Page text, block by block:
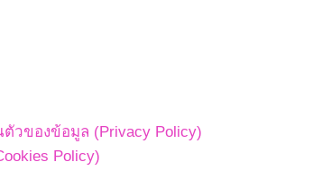
วของข้อมูล (Privacy Policy)
Policy)